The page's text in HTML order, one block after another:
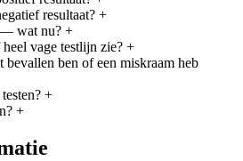
resultaat? +
— wat nu? +
vage testlijn zie? +
ben of een miskraam heb
+
+